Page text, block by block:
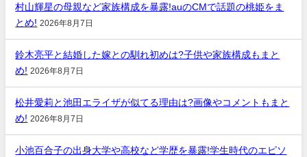
村山輝星の母親など家族構成を暴露!auのCMで話題の桃姫をま
とめ! 2026年8月7日
鈴木亮平と結婚した嫁との馴れ初めは?子供や家族構成もまと
め! 2026年8月7日
松井愛莉と池田エライザが似てる理由は?画像やコメントもまと
め! 2026年8月7日
小池百合子の出身大学や高校など学歴を暴露!学生時代のエピソ